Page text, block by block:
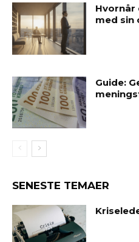
Hvornår
med sin
Guide:
SENESTE TEMAER